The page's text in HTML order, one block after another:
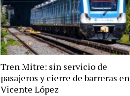
Tren Mitre: sin servicio de
pasajeros y cierre de barreras en
Vicente López